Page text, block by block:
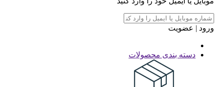
ورود | عضویت
دسته بندی محصولات